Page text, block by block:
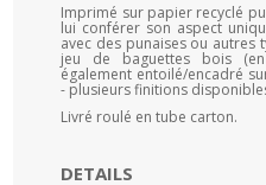
Imprimé sur papier recyclé
lui conférer son aspect
avec des punaises ou autres
jeu de baguettes bois
également entoilé/encadré
- plusieurs finitions
Livré roulé en tube carton.
DETAILS